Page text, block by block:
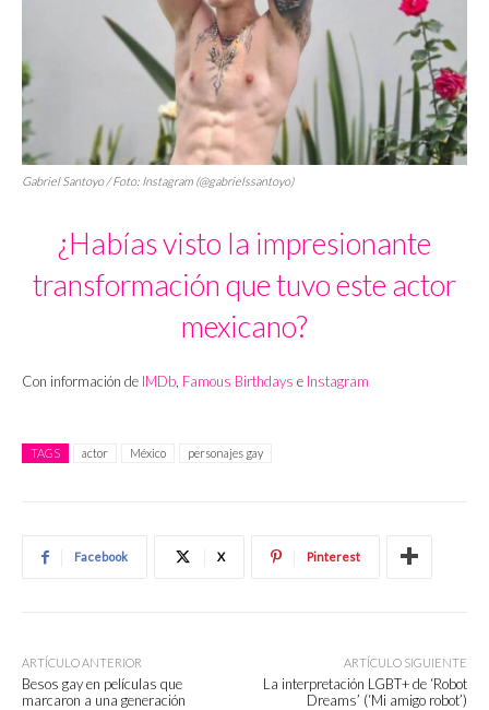
Gabriel Santoyo / Foto: Instagram (@gabrielssantoyo)
¿Habías visto la impresionante
transformación que tuvo este actor
mexicano?
Con información de IMDb Famous Birthdays e Instagram
TAGS actor México personajes gay
Facebook X Pinterest
ARTÍCULO ANTERIOR
Besos gay en películas que
marcaron a una generación
ARTÍCULO SIGUIENTE
La interpretación LGBT+ de ‘Robot
Dreams’ (‘Mi amigo robot’)